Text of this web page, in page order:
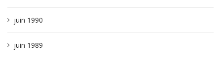
juin 1990
juin 1989